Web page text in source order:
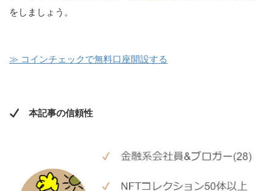
をしましょう。
≫ コインチェックで無料口座開設する
本記事の信頼性